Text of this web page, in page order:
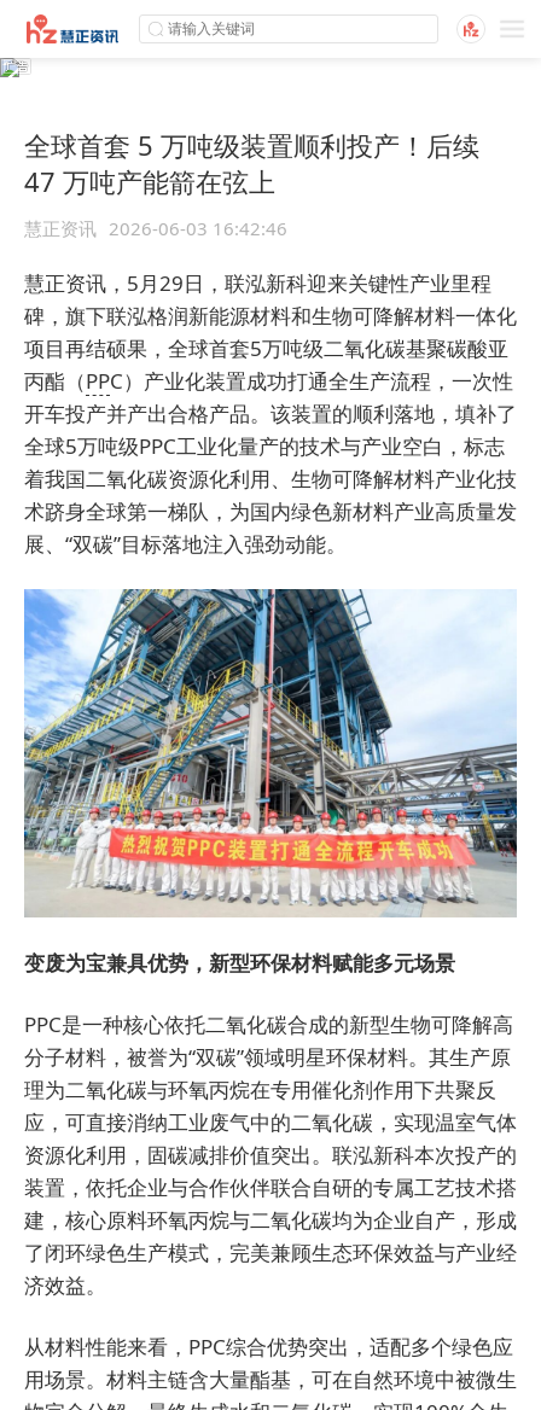
全球首套 5 万吨级装置顺利投产！后续
47 万吨产能箭在弦上
慧正资讯 2026-06-03 16:42:46
慧正资讯，5月29日，联泓新科迎来关键性产业里程
碑，旗下联泓格润新能源材料和生物可降解材料一体化
项目再结硕果，全球首套5万吨级二氧化碳基聚碳酸亚
丙酯（PPC）产业化装置成功打通全生产流程，一次性
开车投产并产出合格产品。该装置的顺利落地，填补了
全球5万吨级PPC工业化量产的技术与产业空白，标志
着我国二氧化碳资源化利用、生物可降解材料产业化技
术跻身全球第一梯队，为国内绿色新材料产业高质量发
展、“双碳”目标落地注入强劲动能。
变废为宝兼具优势，新型环保材料赋能多元场景
PPC是一种核心依托二氧化碳合成的新型生物可降解高
分子材料，被誉为“双碳”领域明星环保材料。其生产原
理为二氧化碳与环氧丙烷在专用催化剂作用下共聚反
应，可直接消纳工业废气中的二氧化碳，实现温室气体
资源化利用，固碳减排价值突出。联泓新科本次投产的
装置，依托企业与合作伙伴联合自研的专属工艺技术搭
建，核心原料环氧丙烷与二氧化碳均为企业自产，形成
了闭环绿色生产模式，完美兼顾生态环保效益与产业经
济效益。
从材料性能来看，PPC综合优势突出，适配多个绿色应
用场景。材料主链含大量酯基，可在自然环境中被微生